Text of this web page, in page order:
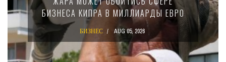
БИЗНЕСА КИПРА В МИЛЛИАРДЫ ЕВРО
БИЗНЕС AUG 05, 2026